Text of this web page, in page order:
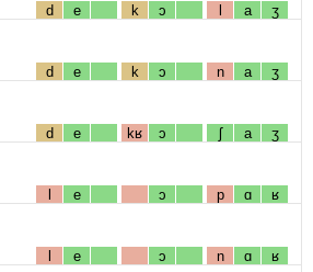
d e k ɔ l a ʒ
d e k ɔ n a ʒ
d e kʁ ɔ ʃ a ʒ
l e ɔ p ɑ ʁ
l e ɔ n ɑ ʁ